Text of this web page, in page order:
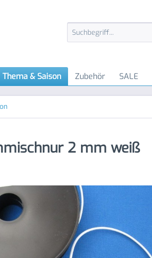
Thema & Saison Zubehör SALE
2 mm weiß